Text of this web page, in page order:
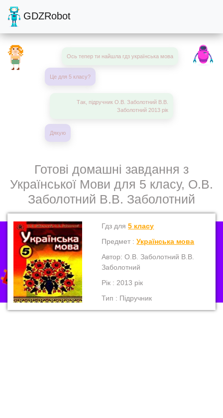
GDZRobot
Ось тепер ти найшла гдз українська мова
Це для 5 класу?
Так, підручник О.В. Заболотний В.В.
Заболотний 2013 рік
Дякую
Готові домашні завдання з
Української Мови для 5 класу, О.В.
Заболотний В.В. Заболотний
Гдз для5 класу
Предмет :Українська мова
Автор: О.В. Заболотний В.В.
Заболотний
Рік : 2013 рік
Тип : Підручник